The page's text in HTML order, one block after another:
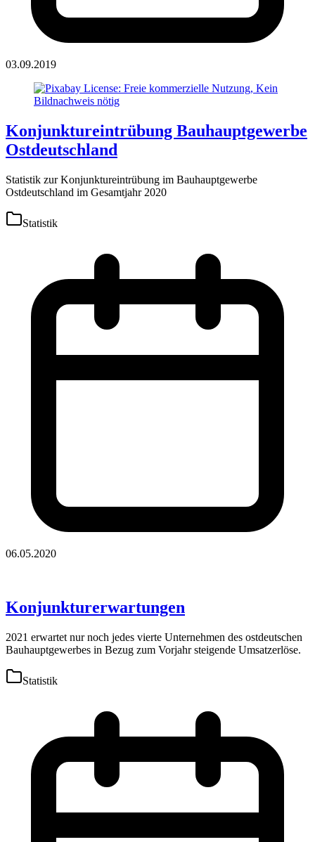
03.09.2019
Konjunktureintrübung Bauhauptgewerbe
Ostdeutschland
Statistik zur Konjunktureintrübung im Bauhauptgewerbe
Ostdeutschland im Gesamtjahr 2020
Statistik
06.05.2020
Konjunkturerwartungen
2021 erwartet nur noch jedes vierte Unternehmen des ostdeutschen
Bauhauptgewerbes in Bezug zum Vorjahr steigende Umsatzerlöse.
Statistik